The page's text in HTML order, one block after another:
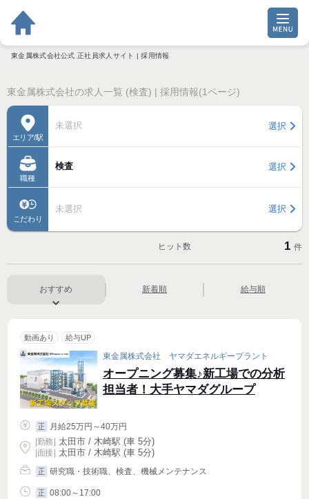
東金属株式会社公式 正社員求人サイト | 採用情報
東金属株式会社の求人一覧 (検査) | 採用情報(1ページ)
エリア/駅
未選択 選択
職種
検査 選択
こだわり
未選択 選択
ヒット数 1 件
おすすめ 新着順 給与順
動画あり 給与UP
東金属株式会社 ヤマダエネルギープラント
オープニング募集♪新工場での分析
担当者！大手ヤマダグループ
正
月給25万円～40万円
|勤務 太田市 / 木崎駅 (車 5分)
| 面接 | 太田市 / 木崎駅 (車 5分)
正 研究職・技術職、検査、機械メンテナンス
正 08:00～17:00